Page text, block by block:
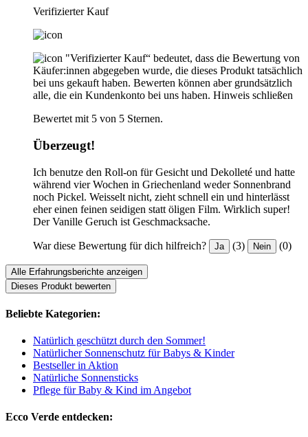
Verifizierter Kauf
"Verifizierter Kauf“ bedeutet, dass die Bewertung von
Käufer:innen abgegeben wurde, die dieses Produkt tatsächlich
bei uns gekauft haben. Bewerten können aber grundsätzlich
alle, die ein Kundenkonto bei uns haben. Hinweis schließen
Bewertet mit 5 von 5 Sternen.
Überzeugt!
Ich benutze den Roll-on für Gesicht und Dekolleté und hatte
während vier Wochen in Griechenland weder Sonnenbrand
noch Pickel. Weisselt nicht, zieht schnell ein und hinterlässt
eher einen feinen seidigen statt öligen Film. Wirklich super!
Der Vanille Geruch ist Geschmacksache.
War diese Bewertung für dich hilfreich? Ja (3) Nein (0)
Alle Erfahrungsberichte anzeigen
Dieses Produkt bewerten
Beliebte Kategorien:
Natürlich geschützt durch den Sommer!
Natürlicher Sonnenschutz für Babys & Kinder
Bestseller in Aktion
Natürliche Sonnensticks
Pflege für Baby & Kind im Angebot
Ecco Verde entdecken: